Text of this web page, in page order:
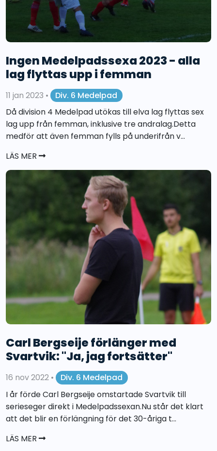
Ingen Medelpadssexa 2023 - alla
lag flyttas upp i femman
11 jan 2023 •
Div. 6 Medelpad
Då division 4 Medelpad utökas till elva lag flyttas sex
lag upp från femman, inklusive tre andralag.Detta
medför att även femman fylls på underifrån v...
LÄS MER
Carl Bergseije förlänger med
Svartvik: "Ja, jag fortsätter"
16 nov 2022 •
Div. 6 Medelpad
I år förde Carl Bergseije omstartade Svartvik till
serieseger direkt i Medelpadssexan.Nu står det klart
att det blir en förlängning för det 30-åriga t...
LÄS MER